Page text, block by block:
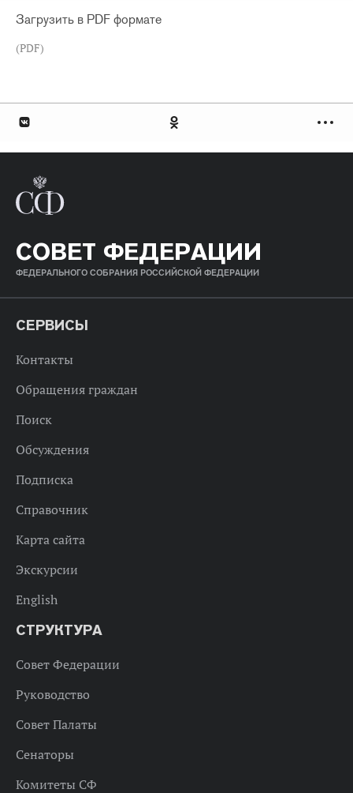
Загрузить в PDF формате
(PDF)
СОВЕТ ФЕДЕРАЦИИ
ФЕДЕРАЛЬНОГО СОБРАНИЯ РОССИЙСКОЙ ФЕДЕРАЦИИ
СЕРВИСЫ
Контакты
Обращения граждан
Поиск
Обсуждения
Подписка
Справочник
Карта сайта
Экскурсии
English
СТРУКТУРА
Совет Федерации
Руководство
Совет Палаты
Сенаторы
Комитеты СФ